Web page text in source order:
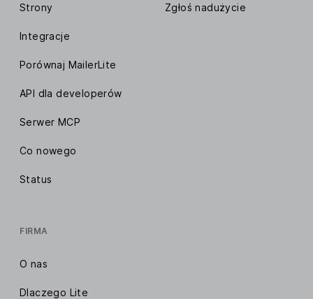
Strony
Integracje
Porównaj MailerLite
API dla developerów
Serwer MCP
Co nowego
Status
Zgłoś nadużycie
FIRMA
O nas
Dlaczego Lite